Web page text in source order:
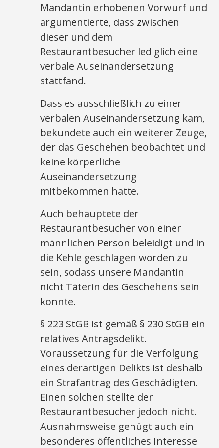
Mandantin erhobenen Vorwurf und
argumentierte, dass zwischen
dieser und dem
Restaurantbesucher lediglich eine
verbale Auseinandersetzung
stattfand.
Dass es ausschließlich zu einer
verbalen Auseinandersetzung kam,
bekundete auch ein weiterer Zeuge,
der das Geschehen beobachtet und
keine körperliche
Auseinandersetzung
mitbekommen hatte.
Auch behauptete der
Restaurantbesucher von einer
männlichen Person beleidigt und in
die Kehle geschlagen worden zu
sein, sodass unsere Mandantin
nicht Täterin des Geschehens sein
konnte.
§ 223 StGB ist gemäß § 230 StGB ein
relatives Antragsdelikt.
Voraussetzung für die Verfolgung
eines derartigen Delikts ist deshalb
ein Strafantrag des Geschädigten.
Einen solchen stellte der
Restaurantbesucher jedoch nicht.
Ausnahmsweise genügt auch ein
besonderes öffentliches Interesse